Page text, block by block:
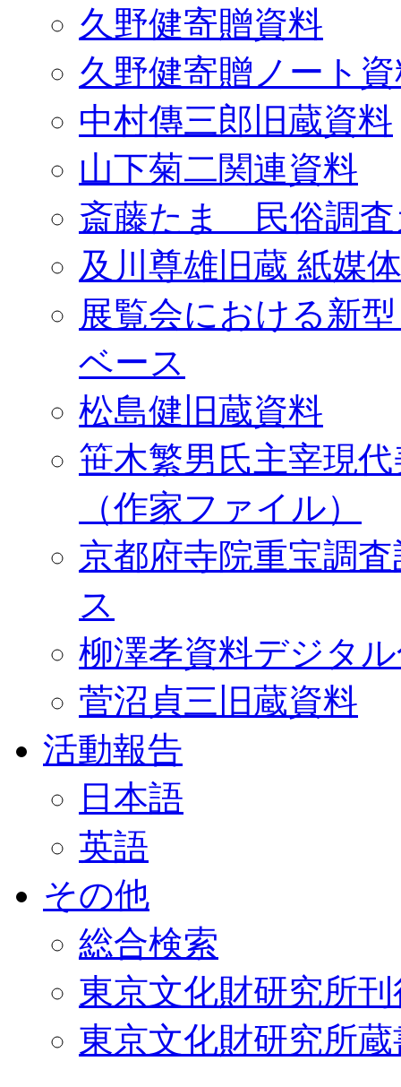
久野健寄贈資料
久野健寄贈ノート
中村傳三郎旧蔵資料
山下菊二関連資料
斎藤たま 民俗調査
及川尊雄旧蔵 紙媒
展覧会における新
ベース
松島健旧蔵資料
笹木繁男氏主宰現
（作家ファイル）
京都府寺院重宝調
ス
柳澤孝資料デジタ
菅沼貞三旧蔵資料
活動報告
日本語
英語
その他
総合検索
東京文化財研究所
東京文化財研究所